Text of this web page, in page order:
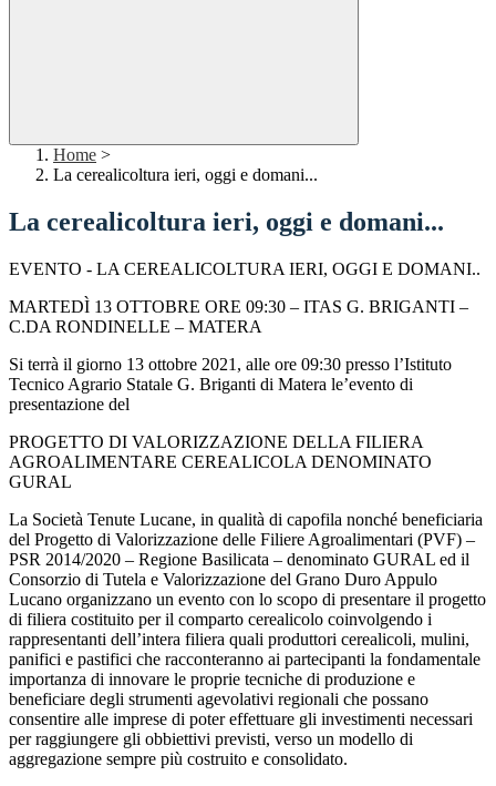
Home >
La cerealicoltura ieri, oggi e domani...
La cerealicoltura ieri, oggi e domani...
EVENTO - LA CEREALICOLTURA IERI, OGGI E DOMANI..
MARTEDÌ 13 OTTOBRE ORE 09:30 – ITAS G. BRIGANTI –
C.DA RONDINELLE – MATERA
Si terrà il giorno 13 ottobre 2021, alle ore 09:30 presso l’Istituto
Tecnico Agrario Statale G. Briganti di Matera le’evento di
presentazione del
PROGETTO DI VALORIZZAZIONE DELLA FILIERA
AGROALIMENTARE CEREALICOLA DENOMINATO
GURAL
La Società Tenute Lucane, in qualità di capofila nonché beneficiaria
del Progetto di Valorizzazione delle Filiere Agroalimentari (PVF) –
PSR 2014/2020 – Regione Basilicata – denominato GURAL ed il
Consorzio di Tutela e Valorizzazione del Grano Duro Appulo
Lucano organizzano un evento con lo scopo di presentare il progetto
di filiera costituito per il comparto cerealicolo coinvolgendo i
rappresentanti dell’intera filiera quali produttori cerealicoli, mulini,
panifici e pastifici che racconteranno ai partecipanti la fondamentale
importanza di innovare le proprie tecniche di produzione e
beneficiare degli strumenti agevolativi regionali che possano
consentire alle imprese di poter effettuare gli investimenti necessari
per raggiungere gli obbiettivi previsti, verso un modello di
aggregazione sempre più costruito e consolidato.